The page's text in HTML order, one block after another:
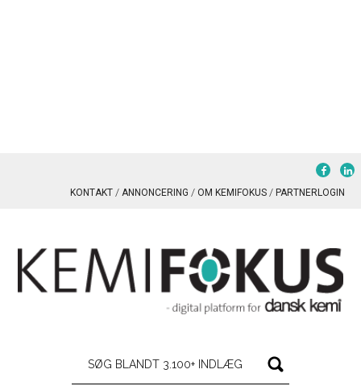
KONTAKT ANNONCERING OM KEMIFOKUS PARTNERLOGIN